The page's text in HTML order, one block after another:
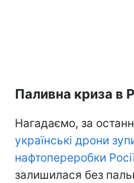
Паливна криза в
Нагадаємо, за
українські дрони
нафтопереробки
залишилася без